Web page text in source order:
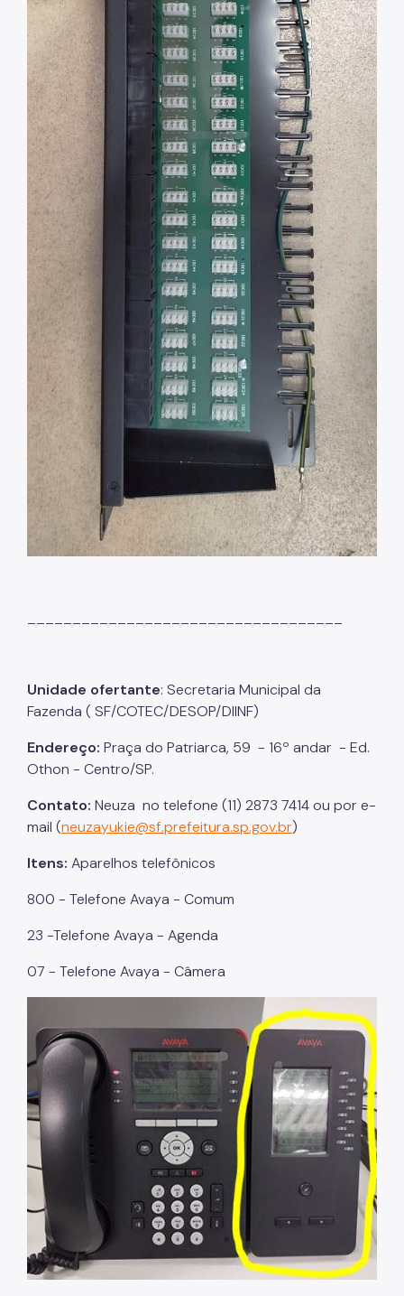
Unidade ofertante: Secretaria Municipal da
Fazenda ( SF/COTEC/DESOP/DIINF)
Endereço: Praça do Patriarca, 59 - 16º andar - Ed.
Othon - Centro/SP.
Contato: Neuza no telefone (11) 2873 7414 ou por e-
mail (neuzayukie@sf.prefeitura.sp.gov.br)
Itens: Aparelhos telefônicos
800 - Telefone Avaya - Comum
23 -Telefone Avaya - Agenda
07 - Telefone Avaya - Câmera